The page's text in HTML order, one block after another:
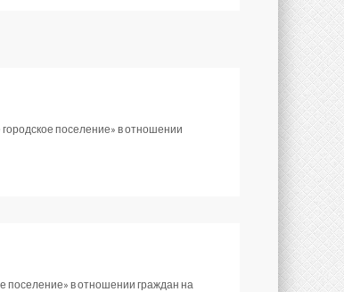
поселение» в отношении
поселение» в отношении граждан на